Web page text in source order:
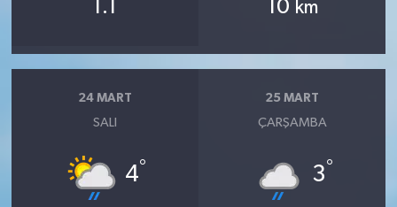
1.1 10 km
24 MART
SALI
4°
25 MART
ÇARŞAMBA
3°